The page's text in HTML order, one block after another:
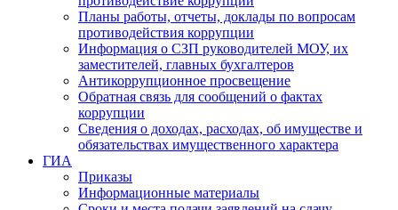
Планы работы, отчеты, доклады по вопросам
противодействия коррупции
Информация о СЗП руководителей МОУ, их
заместителей, главных бухгалтеров
Антикоррупционное просвещение
Обратная связь для сообщений о фактах
коррупции
Сведения о доходах, расходах, об имуществе и
обязательствах имущественного характера
ГИА
Приказы
Информационные материалы